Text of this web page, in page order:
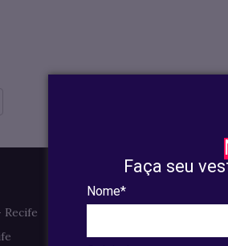
Faça seu
Nome*
Recife